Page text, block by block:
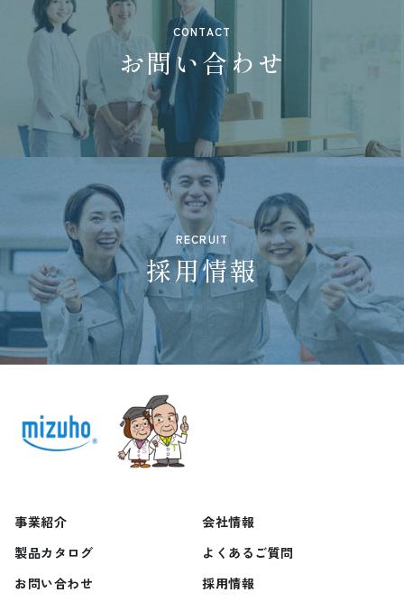
CONTACT
お問い合わせ
RECRUIT
採用情報
事業紹介
会社情報
製品カタログ
よくあるご質問
お問い合わせ
採用情報